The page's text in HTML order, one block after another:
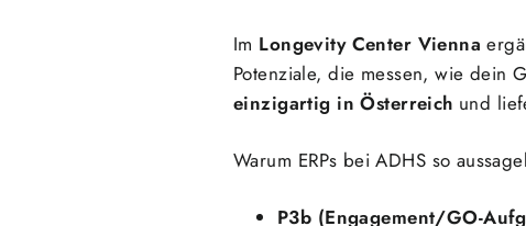
Im Longevity Center Vienna
Potenziale, die messen, wie dein
einzigartig in Österreich und
Warum ERPs bei ADHS so
P3b (Engagement/GO-